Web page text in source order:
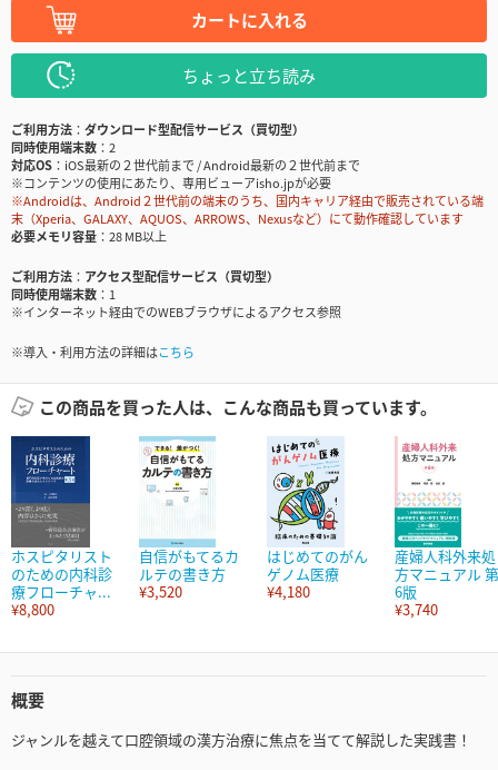
カートに入れる
ちょっと立ち読み
ご利用方法
ダウンロード型配信サービス（買切型）
同時使用端末数
2
対応OS
iOS最新の２世代前まで / Android最新の２世代前まで
※コンテンツの使用にあたり、専用ビューアisho.jpが必要
※Androidは、Android２世代前の端末のうち、国内キャリア経由で販売されている端
末（Xperia、GALAXY、AQUOS、ARROWS、Nexusなど）にて動作確認しています
必要メモリ容量
28 MB以上
ご利用方法
アクセス型配信サービス（買切型）
同時使用端末数
1
※インターネット経由でのWEBブラウザによるアクセス参照
※導入・利用方法の詳細はこちら
この商品を買った人は、こんな商品も買っています。
ホスピタリスト
のための内科診
療フローチャ...
¥8,800
自信がもてるカ
ルテの書き方
¥3,520
はじめてのがん
ゲノム医療
¥4,180
産婦人科外来処
方マニュアル 第
6版
¥3,740
概要
ジャンルを越えて口腔領域の漢方治療に焦点を当てて解説した実践書！